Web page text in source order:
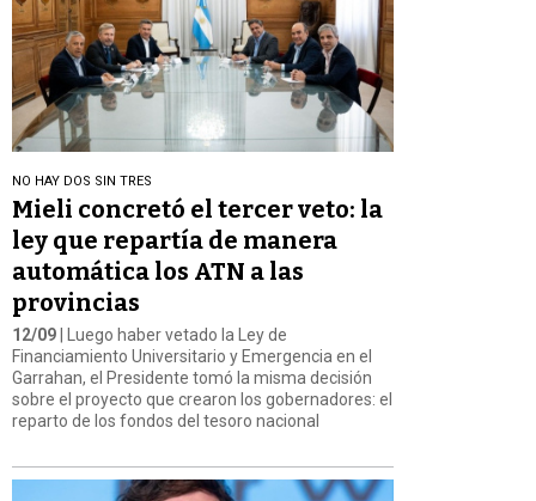
NO HAY DOS SIN TRES
Mieli concretó el tercer veto: la
ley que repartía de manera
automática los ATN a las
provincias
12/09 | Luego haber vetado la Ley de
Financiamiento Universitario y Emergencia en el
Garrahan, el Presidente tomó la misma decisión
sobre el proyecto que crearon los gobernadores: el
reparto de los fondos del tesoro nacional